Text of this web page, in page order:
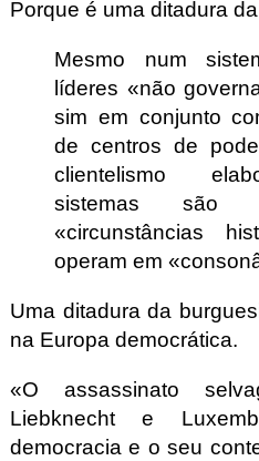
Porque é uma ditadura
Mesmo num
líderes
não
sim em conjunto
de centros de
clientelismo
sistemas são
circunstâncias
operam em
Uma ditadura da
na Europa democrática.
O assassinato
Liebknecht e
democracia e o seu